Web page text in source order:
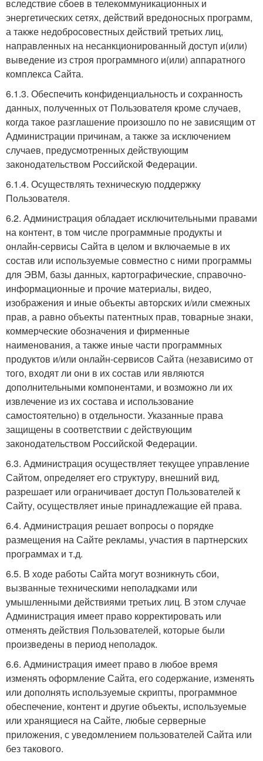
вследствие сбоев в телекоммуникационных и
энергетических сетях, действий вредоносных программ,
а также недобросовестных действий третьих лиц,
направленных на несанкционированный доступ и(или)
выведение из строя программного и(или) аппаратного
комплекса Сайта.
6.1.3. Обеспечить конфиденциальность и сохранность
данных, полученных от Пользователя кроме случаев,
когда такое разглашение произошло по не зависящим от
Администрации причинам, а также за исключением
случаев, предусмотренных действующим
законодательством Российской Федерации.
6.1.4. Осуществлять техническую поддержку
Пользователя.
6.2. Администрация обладает исключительными правами
на контент, в том числе программные продукты и
онлайн-сервисы Сайта в целом и включаемые в их
состав или используемые совместно с ними программы
для ЭВМ, базы данных, картографические, справочно-
информационные и прочие материалы, видео,
изображения и иные объекты авторских и/или смежных
прав, а равно объекты патентных прав, товарные знаки,
коммерческие обозначения и фирменные
наименования, а также иные части программных
продуктов и/или онлайн-сервисов Сайта (независимо от
того, входят ли они в их состав или являются
дополнительными компонентами, и возможно ли их
извлечение из их состава и использование
самостоятельно) в отдельности. Указанные права
защищены в соответствии с действующим
законодательством Российской Федерации.
6.3. Администрация осуществляет текущее управление
Сайтом, определяет его структуру, внешний вид,
разрешает или ограничивает доступ Пользователей к
Сайту, осуществляет иные принадлежащие ей права.
6.4. Администрация решает вопросы о порядке
размещения на Сайте рекламы, участия в партнерских
программах и т.д.
6.5. В ходе работы Сайта могут возникнуть сбои,
вызванные техническими неполадками или
умышленными действиями третьих лиц. В этом случае
Администрация имеет право корректировать или
отменять действия Пользователей, которые были
произведены в период неполадок.
6.6. Администрация имеет право в любое время
изменять оформление Сайта, его содержание, изменять
или дополнять используемые скрипты, программное
обеспечение, контент и другие объекты, используемые
или хранящиеся на Сайте, любые серверные
приложения, с уведомлением пользователей Сайта или
без такового.